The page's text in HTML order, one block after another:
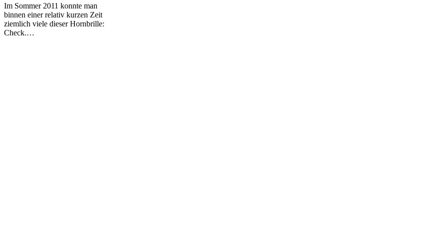
Check.
Im Sommer 2011 konnte man
binnen einer relativ kurzen Zeit
ziemlich viele dieser Hornbrille:
Check.…